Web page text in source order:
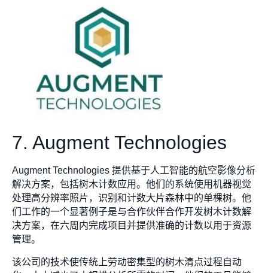
7. Augment Technologies
Augment Technologies 提供基于人工智能的航空影像分析
解决方案，包括树木计数应用。他们的系统使用机器视觉
处理高分辨率照片，识别和计数大片森林中的单棵树。他
们工作的一个显著例子是与合作伙伴合作开发树木计数解
决方案，在六周内完成项目并提供准确的计数以用于资源
管理。
该公司的技术使传统上劳动密集型的树木清点过程自动